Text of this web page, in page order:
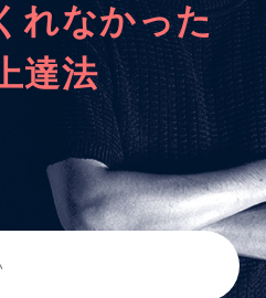
れなかった
達法